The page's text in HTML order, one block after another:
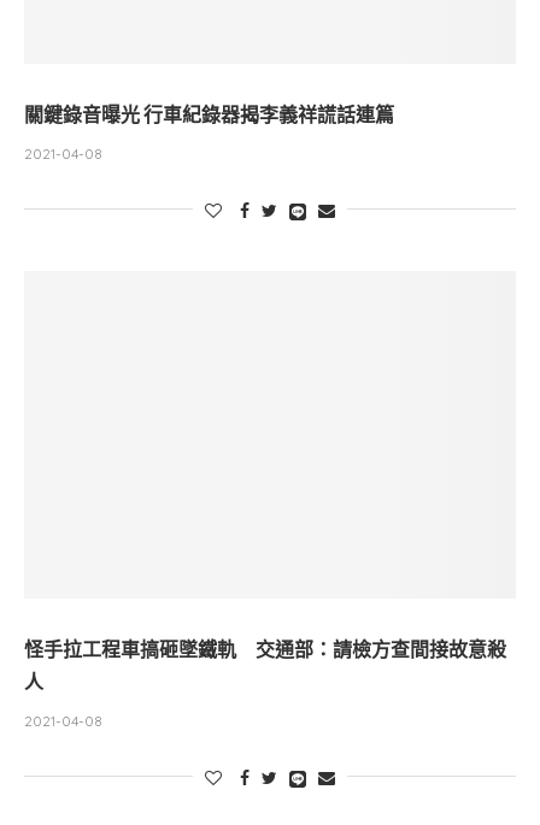
關鍵錄音曝光 行車紀錄器揭李義祥謊話連篇
2021-04-08
怪手拉工程車搞砸墜鐵軌 交通部：請檢方查間接故意殺
人
2021-04-08